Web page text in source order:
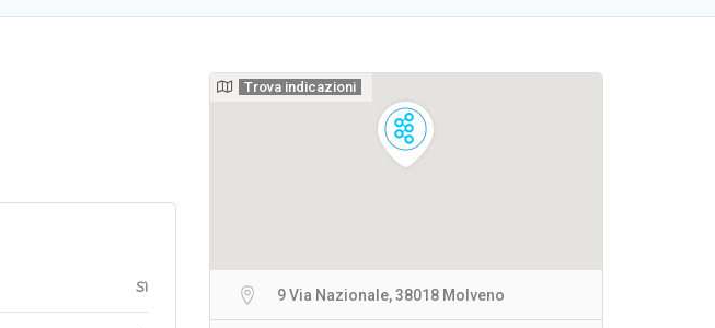
Sì
Trova indicazioni
9 Via Nazionale, 38018 Molveno